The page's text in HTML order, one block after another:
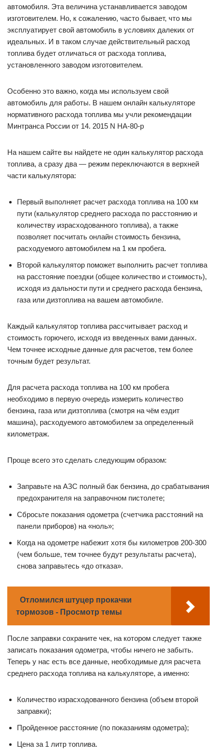
автомобиля. Эта величина устанавливается заводом
изготовителем. Но, к сожалению, часто бывает, что мы
эксплуатирует свой автомобиль в условиях далеких от
идеальных. И в таком случае действительный расход
топлива будет отличаться от расхода топлива,
установленного заводом изготовителем.
Особенно это важно, когда мы используем свой
автомобиль для работы. В нашем онлайн калькуляторе
нормативного расхода топлива мы учли рекомендации
Минтранса России от 14. 2015 N НА-80-р
На нашем сайте вы найдете не один калькулятор расхода
топлива, а сразу два — режим переключаются в верхней
части калькулятора:
Первый выполняет расчет расхода топлива на 100 км
пути (калькулятор среднего расхода по расстоянию и
количеству израсходованного топлива), а также
позволяет посчитать онлайн стоимость бензина,
расходуемого автомобилем на 1 км пробега.
Второй калькулятор поможет выполнить расчет топлива
на расстояние поездки (общее количество и стоимость),
исходя из дальности пути и среднего расхода бензина,
газа или дизтоплива на вашем автомобиле.
Каждый калькулятор топлива рассчитывает расход и
стоимость горючего, исходя из введенных вами данных.
Чем точнее исходные данные для расчетов, тем более
точным будет результат.
Для расчета расхода топлива на 100 км пробега
необходимо в первую очередь измерить количество
бензина, газа или дизтоплива (смотря на чём ездит
машина), расходуемого автомобилем за определенный
километраж.
Проще всего это сделать следующим образом:
Заправьте на АЗС полный бак бензина, до срабатывания
предохранителя на заправочном пистолете;
Сбросьте показания одометра (счетчика расстояний на
панели приборов) на «ноль»;
Когда на одометре набежит хотя бы километров 200-300
(чем больше, тем точнее будут результаты расчета),
снова заправьтесь «до отказа».
Отломился штуцер прокачки
тормозов - Просмотр темы
После заправки сохраните чек, на котором следует также
записать показания одометра, чтобы ничего не забыть.
Теперь у нас есть все данные, необходимые для расчета
среднего расхода топлива на калькуляторе, а именно:
Количество израсходованного бензина (объем второй
заправки);
Пройденное расстояние (по показаниям одометра);
Цена за 1 литр топлива.